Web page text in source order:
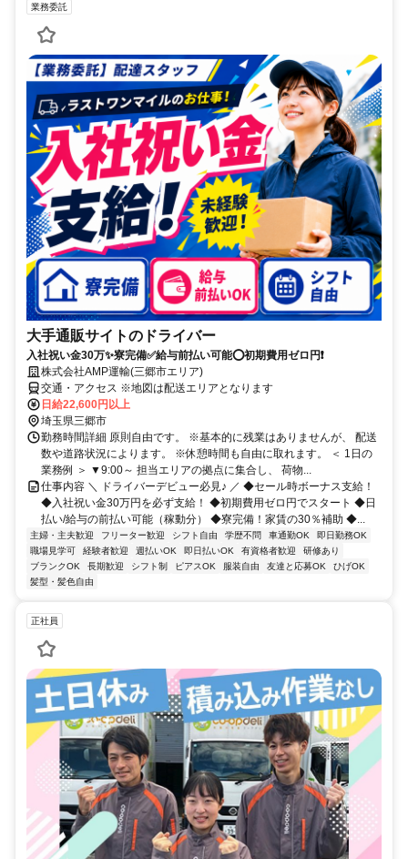
業務委託
大手通販サイトのドライバー
入社祝い金30万✨寮完備✅給与前払い可能⭕初期費用ゼロ円❗
株式会社AMP運輸(三郷市エリア)
交通・アクセス ※地図は配送エリアとなります
日給22,600円以上
埼玉県三郷市
勤務時間詳細 原則自由です。 ※基本的に残業はありませんが、 配送
数や道路状況によります。 ※休憩時間も自由に取れます。 ＜ 1日の
業務例 ＞ ▼9:00～ 担当エリアの拠点に集合し、 荷物...
仕事内容 ＼ ドライバーデビュー必見♪ ／ ◆セール時ボーナス支給！
◆入社祝い金30万円を必ず支給！ ◆初期費用ゼロ円でスタート ◆日
払い/給与の前払い可能（稼動分） ◆寮完備！家賃の30％補助 ◆...
主婦・主夫歓迎 フリーター歓迎 シフト自由 学歴不問 車通勤OK
即日勤務OK
職場見学可
経験者歓迎 週払いOK 即日払いOK 有資格者歓迎
研修あり
ブランクOK
長期歓迎 シフト制 ピアスOK 服装自由 友達と応募OK
ひげOK
髪型・髪色自由
正社員